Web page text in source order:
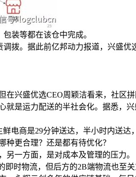
装等都在该仓中完成。
拨。据此前亿邦动力报道，兴盛
兴盛优选CEO周颖洁看来，社区
是运力配送的半社会化。据悉，兴
电商是29分钟送达，半小时内送
种更合理？还是都有待优化？
一方面，是对成本及管理的压力。
时物流，但后方的2B端物流也至